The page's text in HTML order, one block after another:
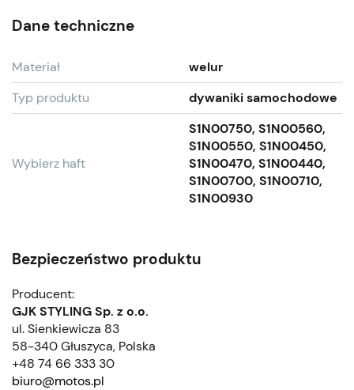
Dane techniczne
Materiał
welur
Typ produktu
dywaniki samochodowe
Wybierz haft
S1N00750, S1N00560,
S1N00550, S1N00450,
S1N00470, S1N00440,
S1N00700, S1N00710,
S1N00930
Bezpieczeństwo produktu
Producent:
GJK STYLING Sp. z o.o.
ul. Sienkiewicza 83
58-340 Głuszyca, Polska
+48 74 66 333 30
biuro@motos.pl